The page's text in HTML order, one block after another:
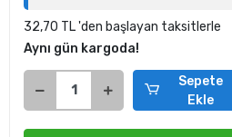
32,70 TL 'den başlayan taksitlerle
Aynı gün kargoda!
Sepete
Ekle